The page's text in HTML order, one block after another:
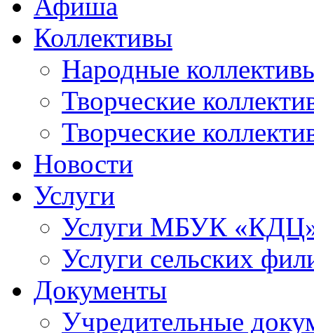
Афиша
Коллективы
Народные
Творческие
Творческие
Новости
Услуги
Услуги МБУК
Услуги сельских
Документы
Учредительные